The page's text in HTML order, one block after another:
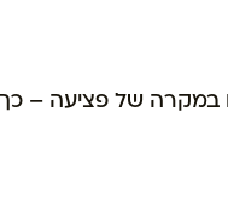
במקרה של פציעה – כך